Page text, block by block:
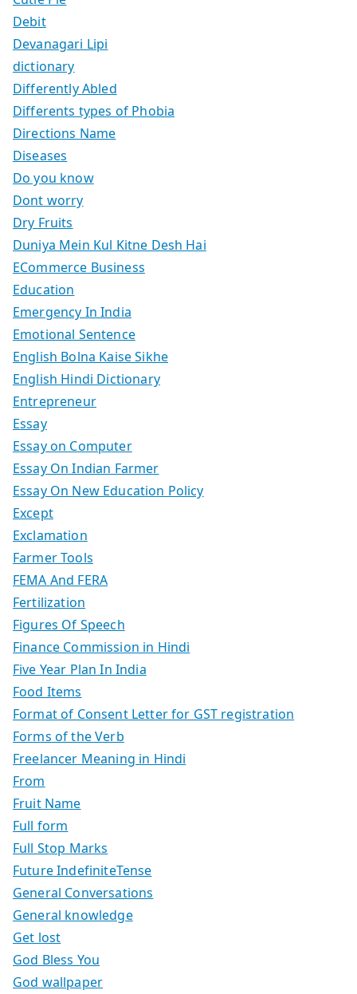
Debit
Devanagari Lipi
dictionary
Differently Abled
Differents types of Phobia
Directions Name
Diseases
Do you know
Dont worry
Dry Fruits
Duniya Mein Kul Kitne Desh Hai
ECommerce Business
Education
Emergency In India
Emotional Sentence
English Bolna Kaise Sikhe
English Hindi Dictionary
Entrepreneur
Essay
Essay on Computer
Essay On Indian Farmer
Essay On New Education Policy
Except
Exclamation
Farmer Tools
FEMA And FERA
Fertilization
Figures Of Speech
Finance Commission in Hindi
Five Year Plan In India
Food Items
Format of Consent Letter for GST registration
Forms of the Verb
Freelancer Meaning in Hindi
From
Fruit Name
Full form
Full Stop Marks
Future IndefiniteTense
General Conversations
General knowledge
Get lost
God Bless You
God wallpaper